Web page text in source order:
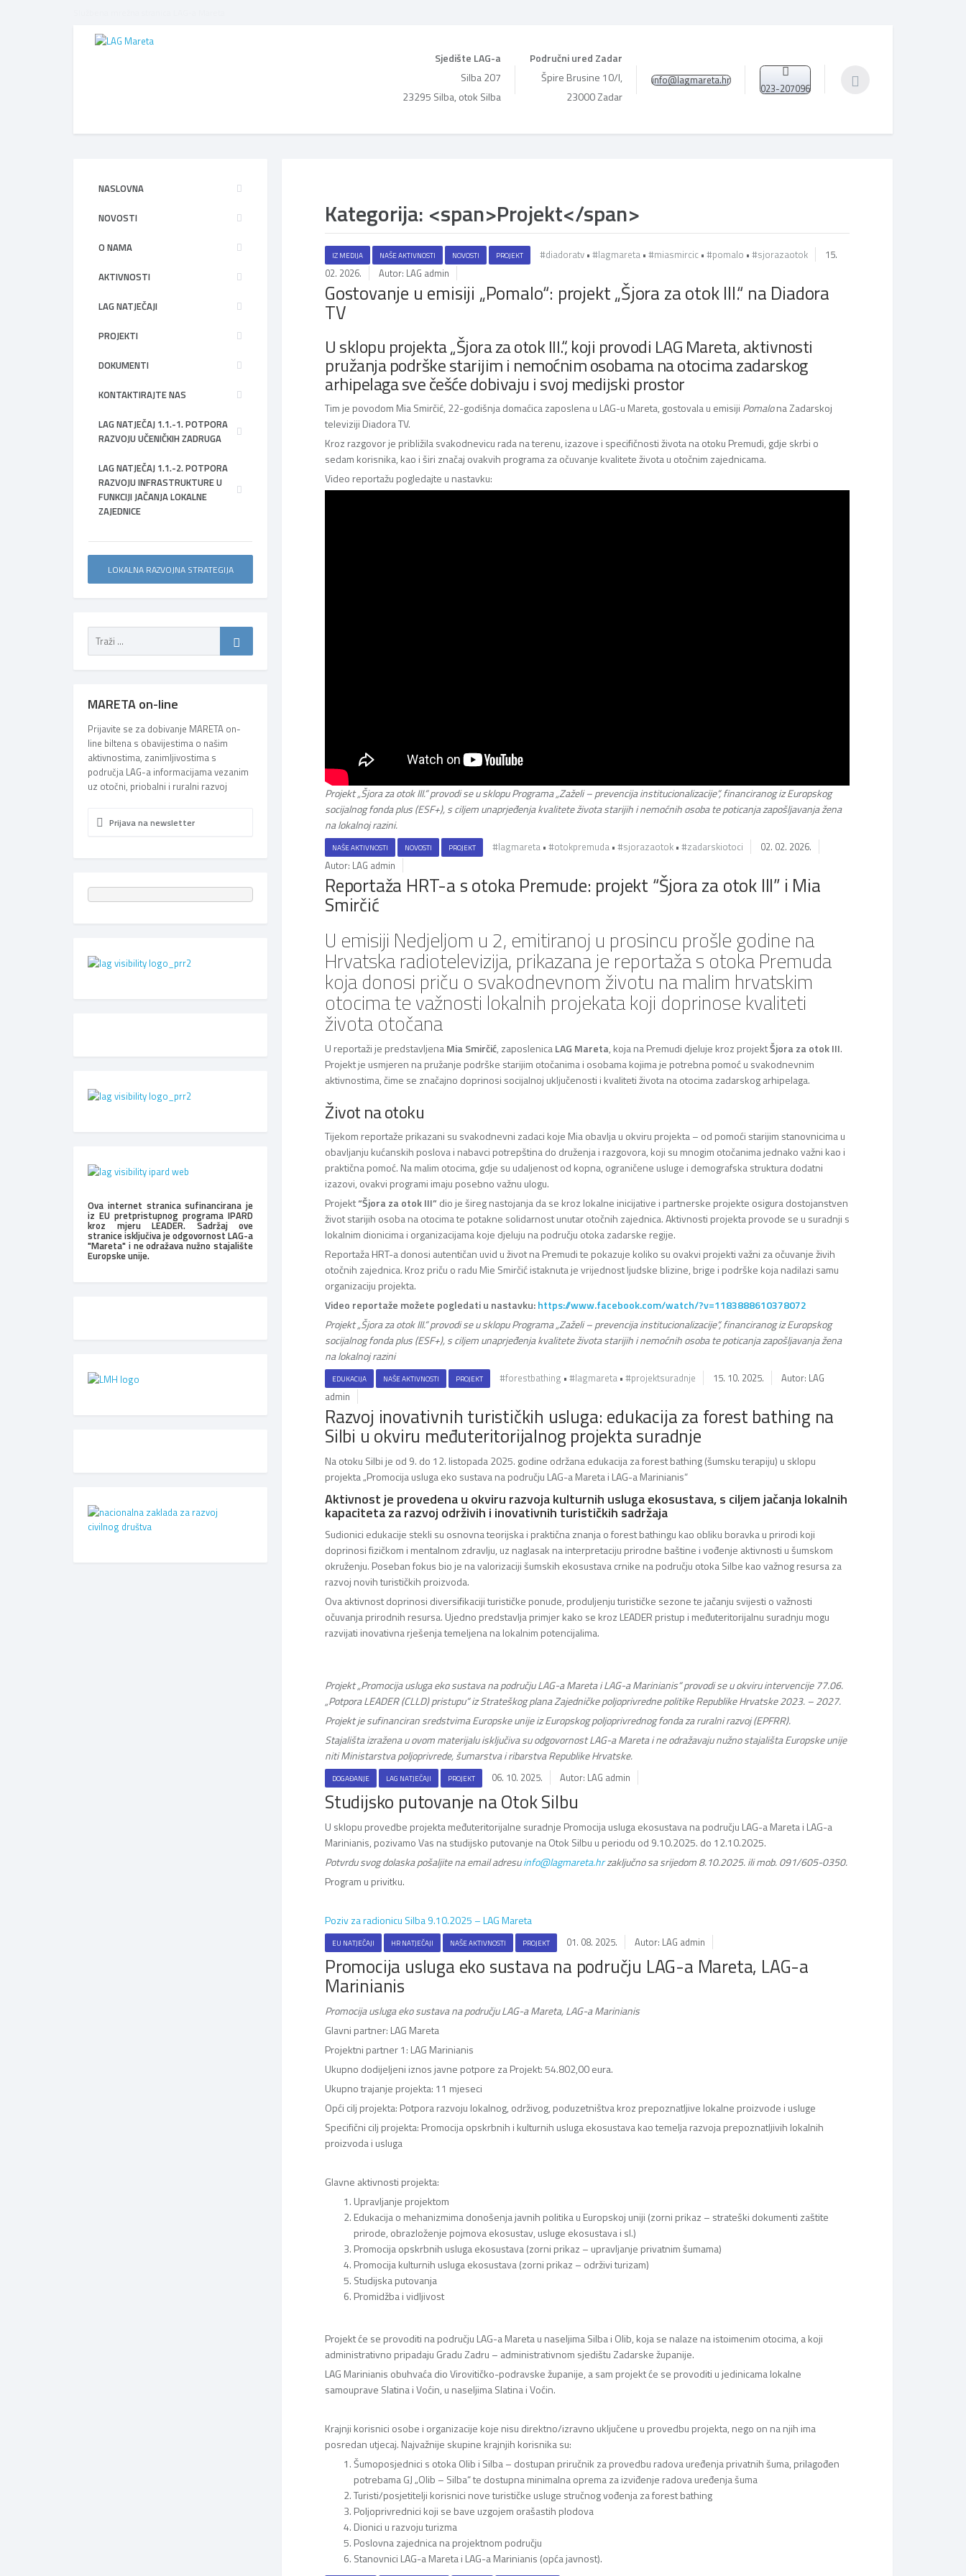
Sjedište LAG-a
Silba 207
23295 Silba, otok Silba
Područni ured Zadar
Špire Brusine 10/I,
23000 Zadar
info@lagmareta.hr
023-207096
Kategorija: <span>Projekt</span>
IZ MEDIJA NAŠE AKTIVNOSTI NOVOSTI PROJEKT #diadoratv • #lagmareta • #miasmircic • #pomalo • #sjorazaotok
15.
02. 2026.
Autor: LAG admin
Gostovanje u emisiji „Pomalo“: projekt „Šjora za otok III.“ na Diadora
TV
U sklopu projekta „Šjora za otok III.“, koji provodi LAG Mareta, aktivnosti
pružanja podrške starijim i nemoćnim osobama na otocima zadarskog
arhipelaga sve češće dobivaju i svoj medijski prostor
Tim je povodom Mia Smirčić, 22-godišnja domaćica zaposlena u LAG-u Mareta, gostovala u emisiji Pomalona Zadarskoj
televiziji Diadora TV.
Kroz razgovor je približila svakodnevicu rada na terenu, izazove i specifičnosti života na otoku Premudi, gdje skrbi o
sedam korisnika, kao i širi značaj ovakvih programa za očuvanje kvalitete života u otočnim zajednicama.
Video reportažu pogledajte u nastavku:
Projekt „Šjora za otok III.“ provodi se u sklopu Programa „Zaželi – prevencija institucionalizacije“, financiranog iz Europskog
socijalnog fonda plus (ESF+), s ciljem unaprjeđenja kvalitete života starijih i nemoćnih osoba te poticanja zapošljavanja žena
na lokalnoj razini.
NAŠE AKTIVNOSTI NOVOSTI PROJEKT #lagmareta • #otokpremuda • #sjorazaotok • #zadarskiotoci
02. 02. 2026.
Autor: LAG admin
Reportaža HRT-a s otoka Premude: projekt “Šjora za otok III” i Mia
Smirčić
U emisiji Nedjeljom u 2, emitiranoj u prosincu prošle godine na
Hrvatska radiotelevizija, prikazana je reportaža s otokaPremuda
koja donosi priču o svakodnevnom životu na malim hrvatskim
otocima te važnosti lokalnih projekata koji doprinose kvaliteti
života otočana
U reportaži je predstavljenaMia Smirčić, zaposlenicaLAG Mareta, koja na Premudi djeluje kroz projektŠjora za otok III.
Projekt je usmjeren na pružanje podrške starijim otočanima i osobama kojima je potrebna pomoć u svakodnevnim
aktivnostima, čime se značajno doprinosi socijalnoj uključenosti i kvaliteti života na otocima zadarskog arhipelaga.
Život na otoku
Tijekom reportaže prikazani su svakodnevni zadaci koje Mia obavlja u okviru projekta – od pomoći starijim stanovnicima u
obavljanju kućanskih poslova i nabavci potrepština do druženja i razgovora, koji su mnogim otočanima jednako važni kao i
praktična pomoć. Na malim otocima, gdje su udaljenost od kopna, ograničene usluge i demografska struktura dodatni
izazovi, ovakvi programi imaju posebno važnu ulogu.
Projekt“Šjora za otok III” dio je šireg nastojanja da se kroz lokalne inicijative i partnerske projekte osigura dostojanstven
život starijih osoba na otocima te potakne solidarnost unutar otočnih zajednica. Aktivnosti projekta provode se u suradnji s
lokalnim dionicima i organizacijama koje djeluju na području otoka zadarske regije.
Reportaža HRT-a donosi autentičan uvid u život na Premudi te pokazuje koliko su ovakvi projekti važni za očuvanje živih
otočnih zajednica. Kroz priču o radu Mie Smirčić istaknuta je vrijednost ljudske blizine, brige i podrške koja nadilazi samu
organizaciju projekta.
Video reportaže možete pogledati u nastavku:https://www.facebook.com/watch/?v=1183888610378072
Projekt „Šjora za otok III.“ provodi se u sklopu Programa „Zaželi – prevencija institucionalizacije“, financiranog iz Europskog
socijalnog fonda plus (ESF+), s ciljem unaprjeđenja kvalitete života starijih i nemoćnih osoba te poticanja zapošljavanja žena
na lokalnoj razini
EDUKACIJA NAŠE AKTIVNOSTI PROJEKT #forestbathing • #lagmareta • #projektsuradnje 15. 10. 2025.
Autor: LAG
admin
Razvoj inovativnih turističkih usluga: edukacija za forest bathing na
Silbi u okviru međuteritorijalnog projekta suradnje
Na otoku Silbi je od 9. do 12. listopada 2025. godine održana edukacija za forest bathing (šumsku terapiju) u sklopu
projekta „Promocija usluga eko sustava na području LAG-a Mareta i LAG-a Marinianis“
Aktivnost je provedena u okviru razvoja kulturnih usluga ekosustava, s ciljem jačanja lokalnih
kapaciteta za razvoj održivih i inovativnih turističkih sadržaja
Sudionici edukacije stekli su osnovna teorijska i praktična znanja o forest bathingu kao obliku boravka u prirodi koji
doprinosi fizičkom i mentalnom zdravlju, uz naglasak na interpretaciju prirodne baštine i vođenje aktivnosti u šumskom
okruženju. Poseban fokus bio je na valorizaciji šumskih ekosustava crnike na području otoka Silbe kao važnog resursa za
razvoj novih turističkih proizvoda.
Ova aktivnost doprinosi diversifikaciji turističke ponude, produljenju turističke sezone te jačanju svijesti o važnosti
očuvanja prirodnih resursa. Ujedno predstavlja primjer kako se kroz LEADER pristup i međuteritorijalnu suradnju mogu
razvijati inovativna rješenja temeljena na lokalnim potencijalima.
Projekt „Promocija usluga eko sustava na području LAG-a Mareta i LAG-a Marinianis“ provodi se u okviru intervencije 77.06.
„Potpora LEADER (CLLD) pristupu“ iz Strateškog plana Zajedničke poljoprivredne politike Republike Hrvatske 2023. – 2027.
Projekt je sufinanciran sredstvima Europske unije iz Europskog poljoprivrednog fonda za ruralni razvoj (EPFRR).
Stajališta izražena u ovom materijalu isključiva su odgovornost LAG-a Mareta i ne odražavaju nužno stajališta Europske unije
niti Ministarstva poljoprivrede, šumarstva i ribarstva Republike Hrvatske.
DOGAĐANJE LAG NATJEČAJI PROJEKT 06. 10. 2025. Autor: LAG admin
Studijsko putovanje na Otok Silbu
U sklopu provedbe projekta međuteritorijalne suradnje Promocija usluga ekosustava na području LAG-a Mareta i LAG-a
Marinianis, pozivamo Vas na studijsko putovanje na Otok Silbu u periodu od 9.10.2025. do 12.10.2025.
Potvrdu svog dolaska pošaljite na email adresuinfo@lagmareta.hrzaključno sa srijedom 8.10.2025. ili mob. 091/605-0350.
Program u privitku.
Poziv za radionicu Silba 9.10.2025 – LAG Mareta
EU NATJEČAJI HR NATJEČAJI NAŠE AKTIVNOSTI PROJEKT 01. 08. 2025. Autor: LAG admin
Promocija usluga eko sustava na području LAG-a Mareta, LAG-a
Marinianis
Promocija usluga eko sustava na području LAG-a Mareta, LAG-a Marinianis
Glavni partner: LAG Mareta
Projektni partner 1: LAG Marinianis
Ukupno dodijeljeni iznos javne potpore za Projekt: 54.802,00 eura.
Ukupno trajanje projekta: 11 mjeseci
Opći cilj projekta: Potpora razvoju lokalnog, održivog, poduzetništva kroz prepoznatljive lokalne proizvode i usluge
Specifični cilj projekta: Promocija opskrbnih i kulturnih usluga ekosustava kao temelja razvoja prepoznatljivih lokalnih
proizvoda i usluga
Glavne aktivnosti projekta:
Upravljanje projektom
Edukacija o mehanizmima donošenja javnih politika u Europskoj uniji (zorni prikaz – strateški dokumenti zaštite
prirode, obrazloženje pojmova ekosustav, usluge ekosustava i sl.)
Promocija opskrbnih usluga ekosustava (zorni prikaz – upravljanje privatnim šumama)
Promocija kulturnih usluga ekosustava (zorni prikaz – održivi turizam)
Studijska putovanja
Promidžba i vidljivost
Projekt će se provoditi na području LAG-a Mareta u naseljima Silba i Olib, koja se nalaze na istoimenim otocima, a koji
administrativno pripadaju Gradu Zadru – administrativnom sjedištu Zadarske županije.
LAG Marinianis obuhvaća dio Virovitičko-podravske županije, a sam projekt će se provoditi u jedinicama lokalne
samouprave Slatina i Voćin, u naseljima Slatina i Voćin.
Krajnji korisnici osobe i organizacije koje nisu direktno/izravno uključene u provedbu projekta, nego on na njih ima
posredan utjecaj. Najvažnije skupine krajnjih korisnika su:
Šumoposjednici s otoka Olib i Silba – dostupan priručnik za provedbu radova uređenja privatnih šuma, prilagođen
potrebama GJ „Olib – Silba“ te dostupna minimalna oprema za izviđenje radova uređenja šuma
Turisti/posjetitelji korisnici nove turističke usluge stručnog vođenja za forest bathing
Poljoprivrednici koji se bave uzgojem orašastih plodova
Dionici u razvoju turizma
Poslovna zajednica na projektnom području
Stanovnici LAG-a Mareta i LAG-a Marinianis (opća javnost).
NASLOVNA
NOVOSTI
O NAMA
AKTIVNOSTI
LAG NATJEČAJI
PROJEKTI
DOKUMENTI
KONTAKTIRAJTE NAS
LAG NATJEČAJ 1.1.-1. POTPORA
RAZVOJU UČENIČKIH ZADRUGA
LAG NATJEČAJ 1.1.-2. POTPORA
RAZVOJU INFRASTRUKTURE U
FUNKCIJI JAČANJA LOKALNE
ZAJEDNICE
LOKALNA RAZVOJNA STRATEGIJA
MARETA on-line
Prijavite se za dobivanje MARETA on-
line biltena s obavijestima o našim
aktivnostima, zanimljivostima s
područja LAG-a informacijama vezanim
uz otočni, priobalni i ruralni razvoj
Prijava na newsletter
Ova internet stranica sufinancirana je
iz EU pretpristupnog programa IPARD
kroz mjeru LEADER. Sadržaj ove
stranice isključiva je odgovornost LAG-a
"Mareta" i ne odražava nužno stajalište
Europske unije.